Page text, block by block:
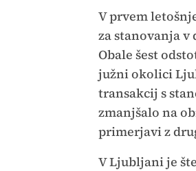
V prvem
za stanovanja v
Obale šest
južni okolici
transakcij s
zmanjšalo na
primerjavi z
V Ljubljani je